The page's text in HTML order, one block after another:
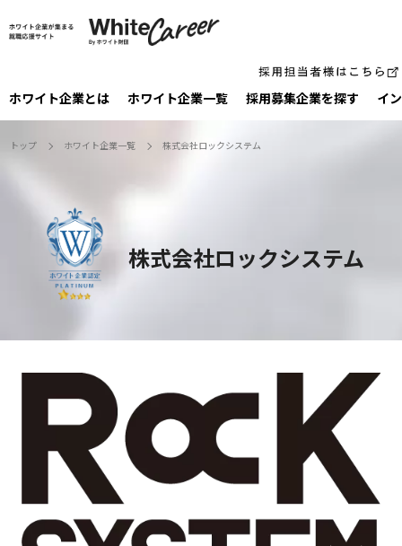
ホワイト企業とは ホワイト企業一覧 採⽤募集企業を探す イ
トップ ホワイト企業一覧 株式会社ロックシステム
株式会社ロックシステム